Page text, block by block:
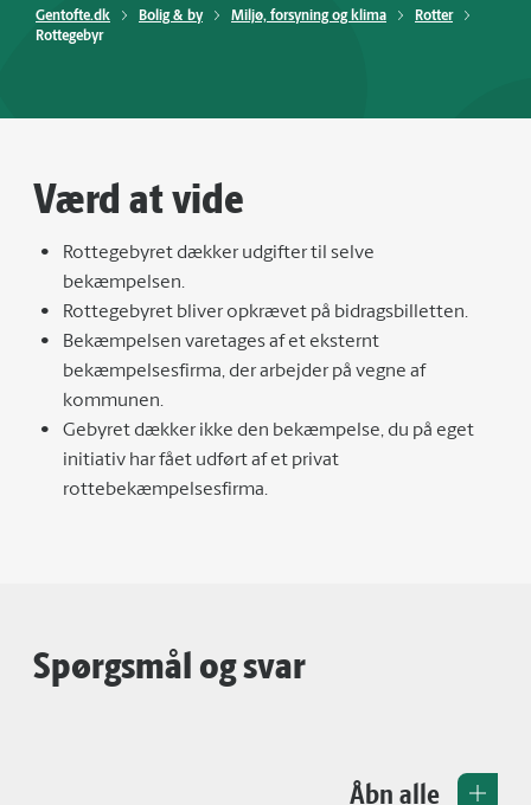
Gentofte.dk Bolig & by Miljø, forsyning og klima
Rotter
Rottegebyr
Værd at vide
Rottegebyret dækker udgifter til selve
bekæmpelsen.
Rottegebyret bliver opkrævet på bidragsbilletten.
Bekæmpelsen varetages af et eksternt
bekæmpelsesfirma, der arbejder på vegne af
kommunen.
Gebyret dækker ikke den bekæmpelse, du på eget
initiativ har fået udført af et privat
rottebekæmpelsesfirma.
Spørgsmål og svar
Åbn alle